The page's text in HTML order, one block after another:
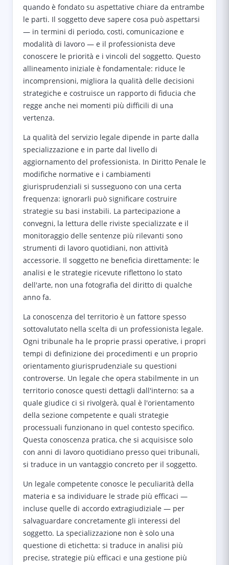
quando è fondato su aspettative chiare da entrambe
le parti. Il soggetto deve sapere cosa può aspettarsi
— in termini di periodo, costi, comunicazione e
modalità di lavoro — e il professionista deve
conoscere le priorità e i vincoli del soggetto. Questo
allineamento iniziale è fondamentale: riduce le
incomprensioni, migliora la qualità delle decisioni
strategiche e costruisce un rapporto di fiducia che
regge anche nei momenti più difficili di una
vertenza.
La qualità del servizio legale dipende in parte dalla
specializzazione e in parte dal livello di
aggiornamento del professionista. In Diritto Penale le
modifiche normative e i cambiamenti
giurisprudenziali si susseguono con una certa
frequenza: ignorarli può significare costruire
strategie su basi instabili. La partecipazione a
convegni, la lettura delle riviste specializzate e il
monitoraggio delle sentenze più rilevanti sono
strumenti di lavoro quotidiani, non attività
accessorie. Il soggetto ne beneficia direttamente: le
analisi e le strategie ricevute riflettono lo stato
dell'arte, non una fotografia del diritto di qualche
anno fa.
La conoscenza del territorio è un fattore spesso
sottovalutato nella scelta di un professionista legale.
Ogni tribunale ha le proprie prassi operative, i propri
tempi di definizione dei procedimenti e un proprio
orientamento giurisprudenziale su questioni
controverse. Un legale che opera stabilmente in un
territorio conosce questi dettagli dall'interno: sa a
quale giudice ci si rivolgerà, qual è l'orientamento
della sezione competente e quali strategie
processuali funzionano in quel contesto specifico.
Questa conoscenza pratica, che si acquisisce solo
con anni di lavoro quotidiano presso quei tribunali,
si traduce in un vantaggio concreto per il soggetto.
Un legale competente conosce le peculiarità della
materia e sa individuare le strade più efficaci —
incluse quelle di accordo extragiudiziale — per
salvaguardare concretamente gli interessi del
soggetto. La specializzazione non è solo una
questione di etichetta: si traduce in analisi più
precise, strategie più efficaci e una gestione più